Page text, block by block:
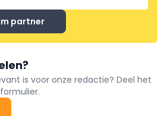
partner
is voor onze redactie? Deel het